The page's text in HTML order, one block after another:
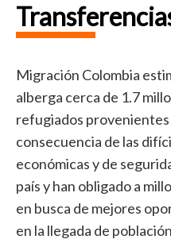
Migración Colombia
alberga cerca de 1.7
refugiados provenientes
consecuencia de las
económicas y de
país y han obligado a
en busca de mejores
en la llegada de